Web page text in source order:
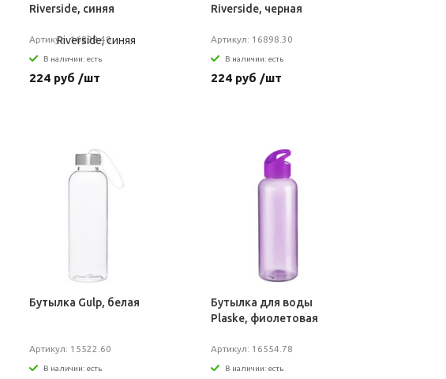
Riverside, синяя
Артикул: 16898.40
В наличии: есть
224 руб /шт
Riverside, черная
Артикул: 16898.30
В наличии: есть
224 руб /шт
Бутылка Gulp, белая
Артикул: 15522.60
В наличии: есть
Бутылка для воды
Plaske, фиолетовая
Артикул: 16554.78
В наличии: есть